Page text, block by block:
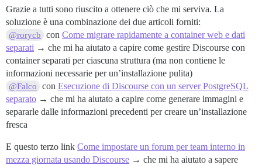
Grazie a tutti sono riuscito a ottenere ciò che mi serviva. La
soluzione è una combinazione dei due articoli forniti:
@rorycb conCome migrare rapidamente a container web e dati
separati → che mi ha aiutato a capire come gestire Discourse con
container separati per ciascuna struttura (ma non contiene le
informazioni necessarie per un’installazione pulita)
@Falco conEsecuzione di Discourse con un server PostgreSQL
separato → che mi ha aiutato a capire come generare immagini e
separarle dalle informazioni precedenti per creare un’installazione
fresca
E questo terzo link Come impostare un forum per team interno in
mezza giornata usando Discourse → che mi ha aiutato a sapere